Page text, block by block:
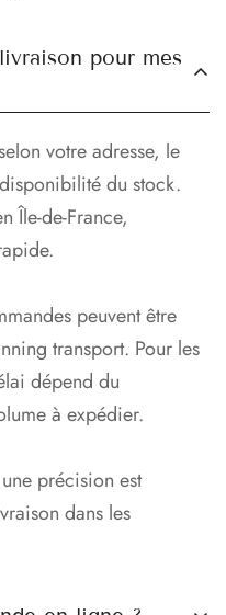
pour mes
votre adresse, le
du stock.
Île-de-France,
peuvent être
transport. Pour les
dépend du
à expédier.
précision est
dans les